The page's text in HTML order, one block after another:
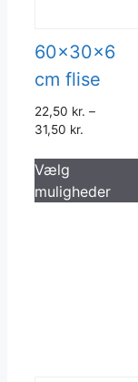
60x30x6
cm flise
22,50 kr. –
31,50 kr.
Vælg
muligheder